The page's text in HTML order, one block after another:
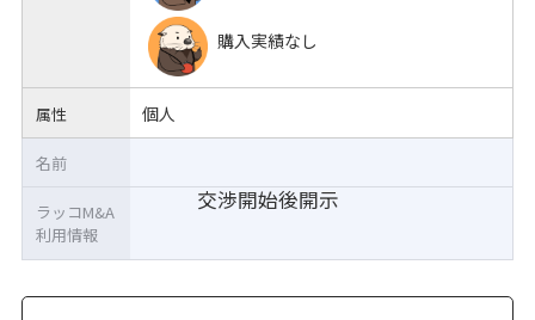
購入実績なし
属性 個人
交渉開始後開示
名前
ラッコM&A
利用情報